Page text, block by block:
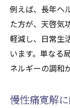
椎間
性
天啓
天啓
ニー覚
とエ
例えば、長年ヘ
た方が、天啓気
軽減し、日常生
います。単なる
ネルギーの調和
慢性痛寛解